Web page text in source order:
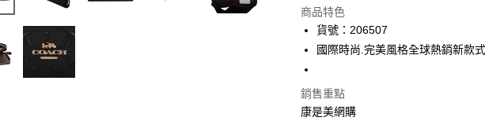
數位禮券
LINE Pay
街口支付
商品特色
貨號：206507
國際時尚.完美風格全球熱銷新款式
銷售重點
康是美網購